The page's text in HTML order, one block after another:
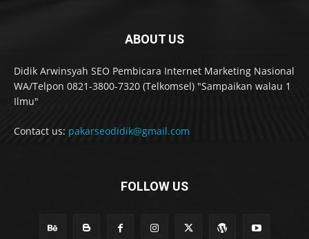
ABOUT US
Didik Arwinsyah SEO Pembicara Internet Marketing Nasional
WA/Telpon 0821-3800-7320 (Telkomsel) "Sampaikan walau 1
Ilmu"
Contact us: pakarseodidik@gmail.com
FOLLOW US